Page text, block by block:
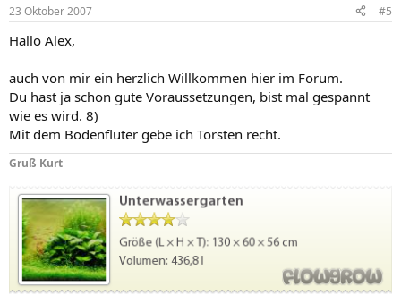
23 Oktober 2007 #5
Hallo Alex,
auch von mir ein herzlich Willkommen hier im Forum.
Du hast ja schon gute Voraussetzungen, bist mal gespannt
wie es wird. 8)
Mit dem Bodenfluter gebe ich Torsten recht.
Gruß Kurt